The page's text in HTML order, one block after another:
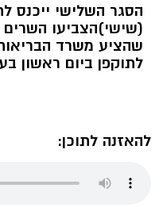
הסגר השלישי ייכנס
(שישי)הצביעו
שהציע משרד
לתוקפן ביום ראשון
להאזנה לתוכן: